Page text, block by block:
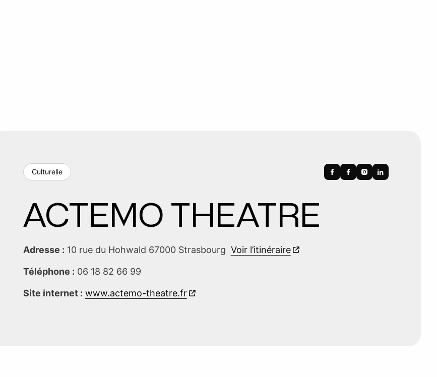
Culturelle
ACTEMO THEATRE
Adresse : 10 rue du Hohwald 67000 Strasbourg Voir l’itinéraire
Téléphone : 06 18 82 66 99
Site internet : www.actemo-theatre.fr